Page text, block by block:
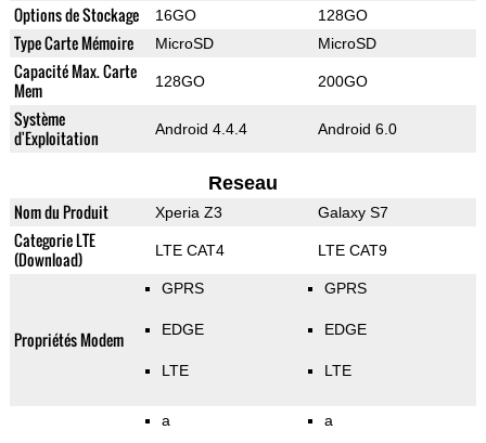
Options de Stockage 16GO 128GO
Type Carte Mémoire MicroSD MicroSD
Capacité Max. Carte
Mem
128GO 200GO
Système
d'Exploitation
Android 4.4.4 Android 6.0
Reseau
Nom du Produit Xperia Z3 Galaxy S7
Categorie LTE
(Download)
LTE CAT4 LTE CAT9
Propriétés Modem
GPRS
EDGE
LTE
GPRS
EDGE
LTE
a a